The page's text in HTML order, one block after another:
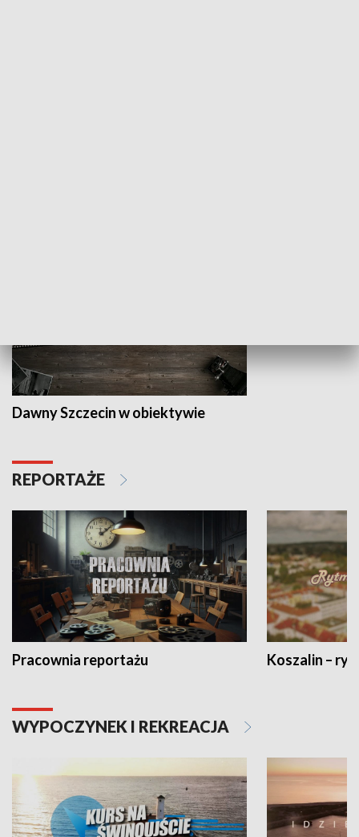
Dawny Szczecin w obiektywie
REPORTAŻE
Pracownia reportażu Koszalin –
WYPOCZYNEK I REKREACJA